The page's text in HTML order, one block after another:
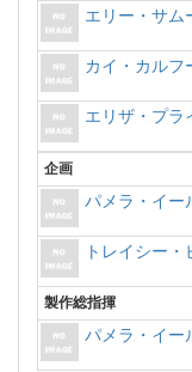
エリー・サム
カイ・カルフ
エリザ・プラ
企画
パメラ・イー
トレイシー・
製作総指揮
パメラ・イー